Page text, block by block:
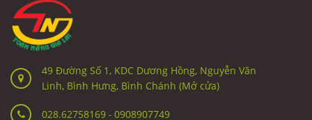
49 Đường Số 1, KDC Dương Hồng, Nguyễn Văn
Linh, Bình Hưng, Bình Chánh (Mở cửa)
028.62758169 - 0908907749